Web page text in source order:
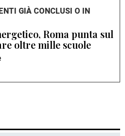
GIÀ CONCLUSI O IN
Roma punta sul
oltre mille scuole